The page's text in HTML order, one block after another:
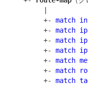
         +-
match
         +-
match
         +-
match
         +-
match
         +-
match
         +-
match
         +-
match